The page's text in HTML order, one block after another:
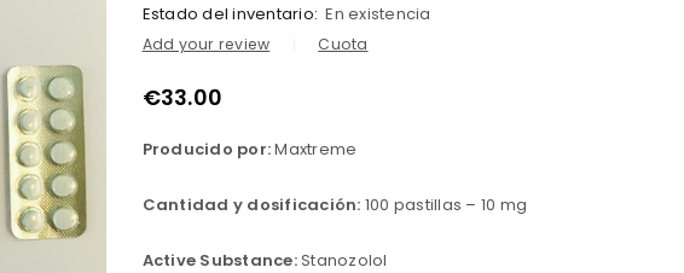
Estado del inventario: En existencia
Add your review Cuota
€33.00
Producido por:Maxtreme
Cantidad y dosificación: 100 pastillas – 10 mg
Active Substance:Stanozolol